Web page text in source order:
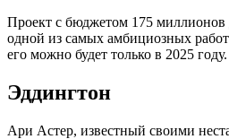
Проект с бюджетом 175
одной из самых амбициозных
его можно будет только в 2025 году.
Эддингтон
Ари Астер, известный своими